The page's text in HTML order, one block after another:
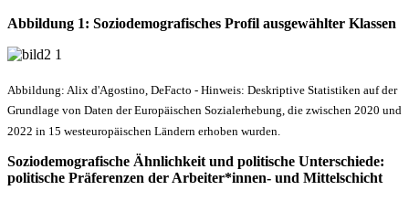
Abbildung 1: Soziodemografisches Profil ausgewählter Klassen
Abbildung: Alix d'Agostino, DeFacto - Hinweis: Deskriptive Statistiken auf der
Grundlage von Daten der Europäischen Sozialerhebung, die zwischen 2020 und
2022 in 15 westeuropäischen Ländern erhoben wurden.
Soziodemografische Ähnlichkeit und politische Unterschiede:
politische Präferenzen der Arbeiter*innen- und Mittelschicht